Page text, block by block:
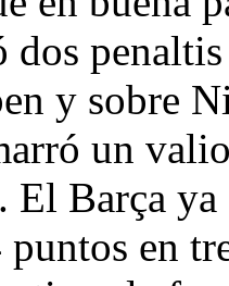
dos
y sobre
un
El Barça
puntos en